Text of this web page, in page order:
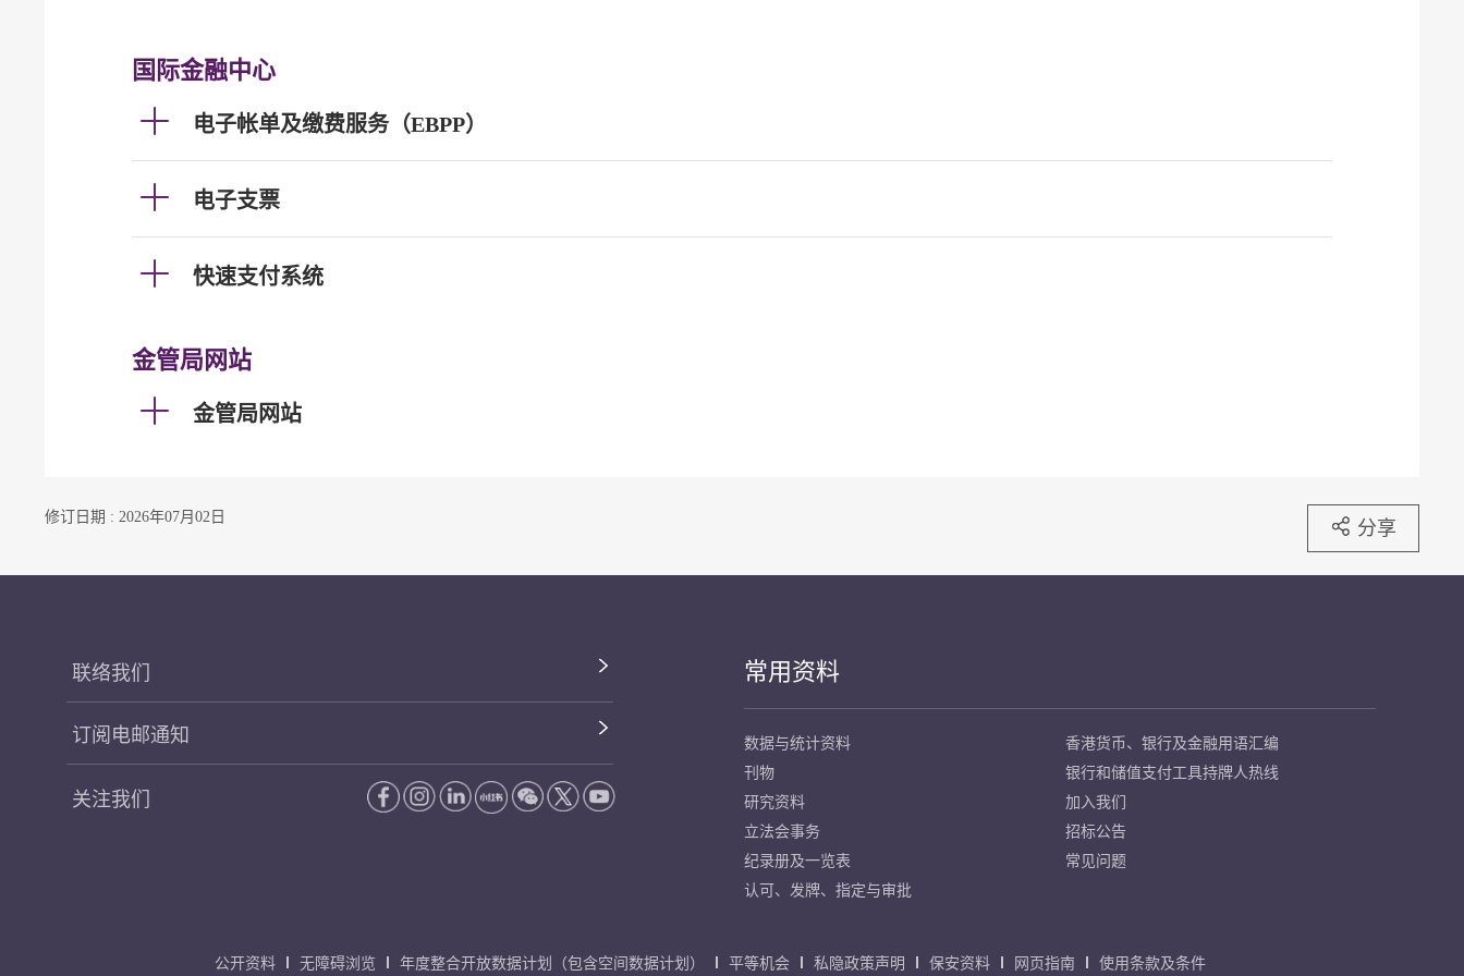
国际金融中心
电子帐单及缴费服务（EBPP）
电子支票
快速支付系统
金管局网站
金管局网站
修订日期 : 2026年07月02日 分享
联络我们
订阅电邮通知
关注我们
常用资料
数据与统计资料
刊物
研究资料
立法会事务
纪录册及一览表
认可、发牌、指定与审批
香港货币、银行及金融用语汇编
银行和储值支付工具持牌人热线
加入我们
招标公告
常见问题
公开资料 无障碍浏览 年度整合开放数据计划（包含空间数据计划） 平等机会 私隐政策声明 保安资料 网页指南 使用条款及条件